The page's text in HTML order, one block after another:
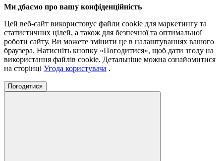
Ми дбаємо про вашу конфіденційність
Цей веб-сайт використовує файли cookie для маркетингу та
статистичних цілей, а також для безпечної та оптимальної
роботи сайту. Ви можете змінити це в налаштуваннях вашого
браузера. Натисніть кнопку «Погодитися», щоб дати згоду на
використання файлів cookie. Детальніше можна ознайомитися
на сторінці Угода користувача .
Погодитися